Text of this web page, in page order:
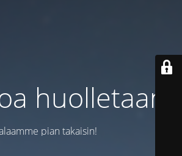
huolletaan
pian takaisin!